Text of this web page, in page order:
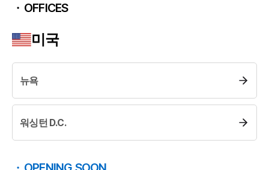
오시는 길
OFFICES
미국
뉴욕
워싱턴 D.C.